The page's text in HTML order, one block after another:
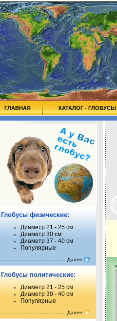
ГЛАВНАЯ КАТАЛОГ - ГЛОБУСЫ
Глобусы физические:
Диаметр 21 - 25 см
Диаметр 30 см
Диаметр 37 - 40 см
Популярные
Далее
Глобусы политические:
Диаметр 21 - 25 см
Диаметр 30 - 40 см
Популярные
Далее